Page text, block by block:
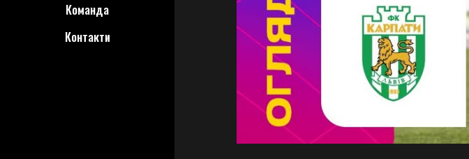
Команда
Контакти